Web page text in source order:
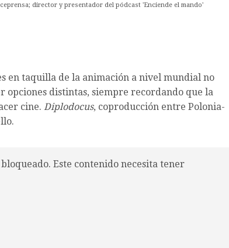
director y presentador del pódcast 'Enciende el mando'
en taquilla de la animación a nivel mundial no
opciones distintas, siempre recordando que la
cine. Diplodocus, coproducción entre Polonia-
Este contenido necesita tener